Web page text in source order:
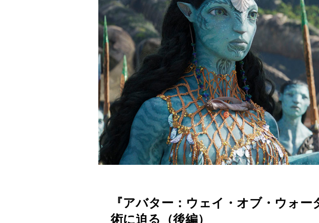
『アバター：ウェイ・オブ・ウォ
術に迫る（後編）